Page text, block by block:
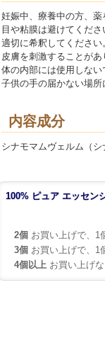
妊娠中、療養中の方、薬
目や粘膜は避けてくださ
適切に希釈してください
皮膚を刺激することがあ
体の内部には使用しない
子供の手の届かない場所
内容成分
シナモマムヴェルム（
100% ピュア エッセン
2個 お買い上げで、1
3個 お買い上げで、1
4個以上 お買い上げ